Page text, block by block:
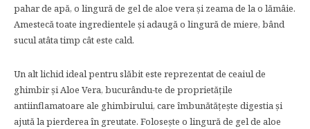
pahar de apă, o lingură de gel de aloe vera şi zeama de la o lămâie.
Amestecă toate ingredientele şi adaugă o lingură de miere, bând
sucul atâta timp cât este cald.
Un alt lichid ideal pentru slăbit este reprezentat de ceaiul de
ghimbir şi Aloe Vera, bucurându-te de proprietăţile
antiinflamatoare ale ghimbirului, care îmbunătăţeşte digestia şi
ajută la pierderea în greutate. Foloseşte o lingură de gel de aloe